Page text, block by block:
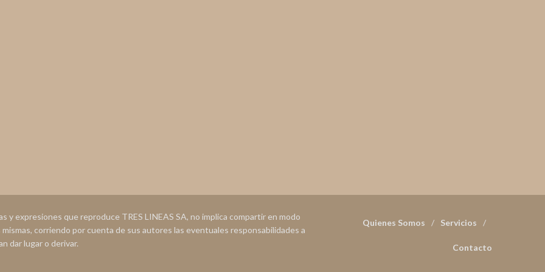
Quienes Somos Servicios
Contacto
y expresiones que reproduce TRES LINEAS SA, no implica compartir en modo
mismas, corriendo por cuenta de sus autores las eventuales responsabilidades a
dar lugar o derivar.